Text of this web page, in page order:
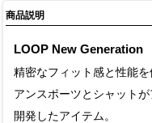
商品説明
LOOP New Generation
精密なフィット感と性能
アンスポーツとシャット
開発したアイテム。